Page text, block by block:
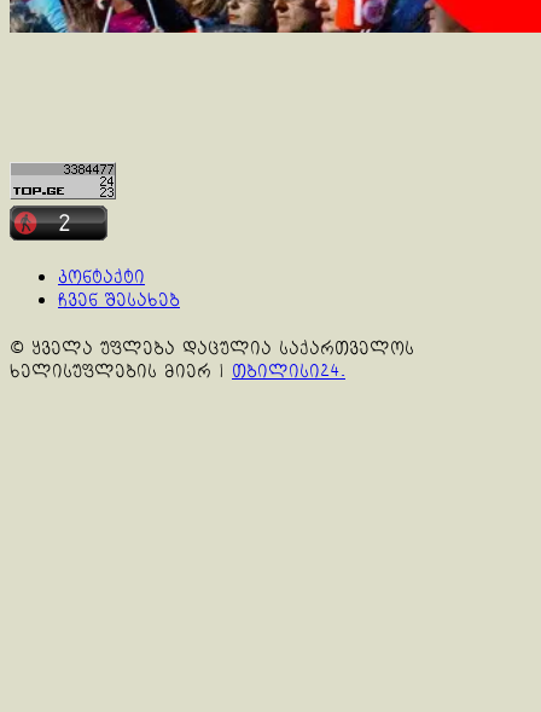
კონტაქტი
ჩვენ შესახებ
© ყველა უფლება დაცულია საქართველოს
ხელისუფლების მიერ | თბილისი24.